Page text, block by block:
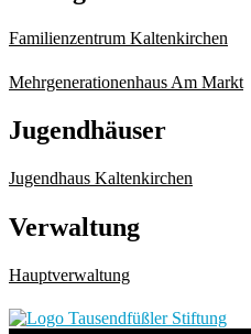
Familienzentrum Kaltenkirchen
Mehrgenerationenhaus Am Markt
Jugendhäuser
Jugendhaus Kaltenkirchen
Verwaltung
Hauptverwaltung